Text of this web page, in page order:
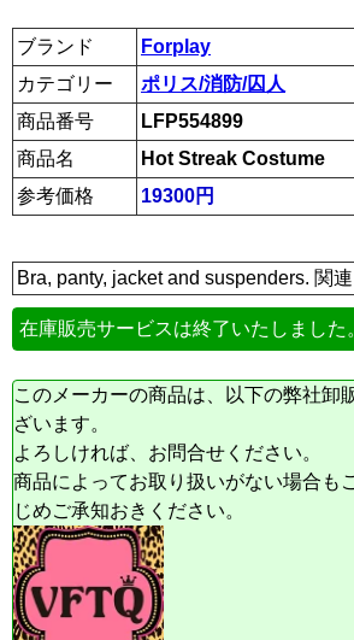
ブランド
Forplay
カテゴリー
ポリス/消防/囚人
商品番号
LFP554899
商品名
Hot Streak Costume
参考価格
19300円
Bra, panty, jacket and suspenders. 関
在庫販売サービスは終了いたしました
このメーカーの商品は、以下の弊社卸
ざいます。
よろしければ、お問合せください。
商品によってお取り扱いがない場合も
じめご承知おきください。